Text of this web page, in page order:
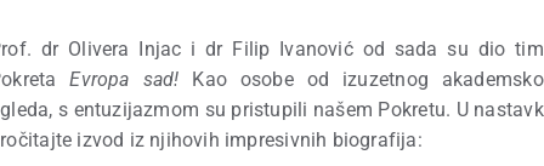
Asocijacija žena
dr Olivera Injac i dr Filip Ivanović od sada su dio
Evropa sad! Kao osobe od izuzetnog
s entuzijazmom su pristupili našem Pokretu. U
izvod iz njihovih impresivnih biografija: